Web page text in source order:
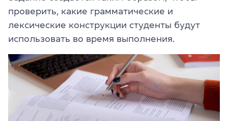
проверить, какие грамматические и
лексические конструкции студенты будут
использовать во время выполнения.